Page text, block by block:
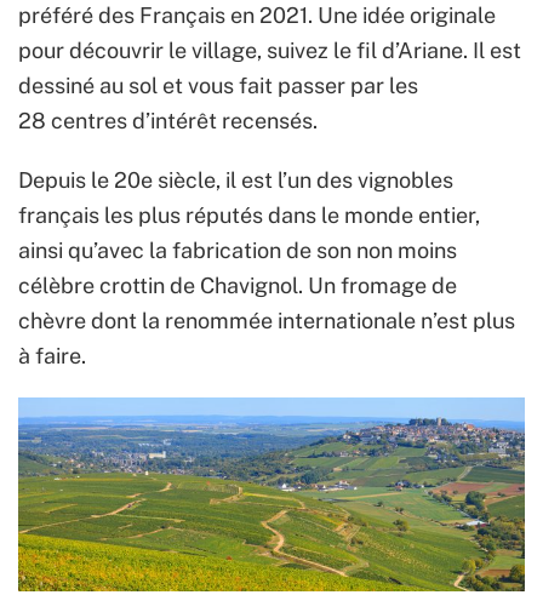
préféré des Français en 2021. Une idée originale
pour découvrir le village, suivez le fil d’Ariane. Il est
dessiné au sol et vous fait passer par les
28 centres d’intérêt recensés.
Depuis le 20e siècle, il est l’un des vignobles
français les plus réputés dans le monde entier,
ainsi qu’avec la fabrication de son non moins
célèbre crottin de Chavignol. Un fromage de
chèvre dont la renommée internationale n’est plus
à faire.